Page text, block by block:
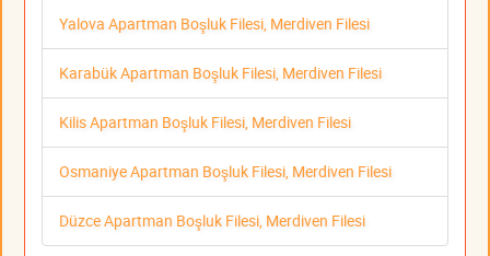
Yalova Apartman Boşluk Filesi, Merdiven Filesi
Karabük Apartman Boşluk Filesi, Merdiven Filesi
Kilis Apartman Boşluk Filesi, Merdiven Filesi
Osmaniye Apartman Boşluk Filesi, Merdiven Filesi
Düzce Apartman Boşluk Filesi, Merdiven Filesi